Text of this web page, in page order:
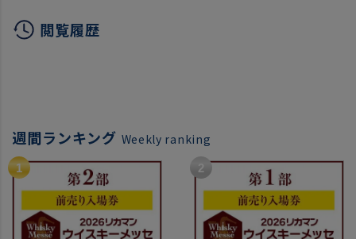
閲覧履歴
週間ランキング Weekly ranking